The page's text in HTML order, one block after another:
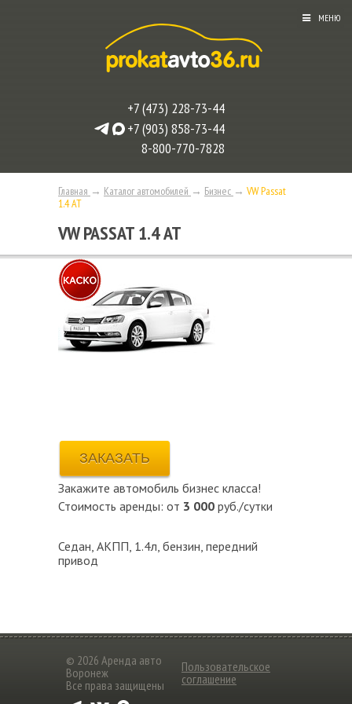
МЕНЮ
+7 (473) 228-73-44
+7 (903) 858-73-44
8-800-770-7828
Главная → Каталог автомобилей → Бизнес → VW Passat
1.4 АТ
VW PASSAT 1.4 АТ
ЗАКАЗАТЬ
Закажите автомобиль бизнес класса!
Стоимость аренды: от 3 000 руб./сутки
Седан, АКПП, 1.4л, бензин, передний
привод
© 2026 Аренда авто
Воронеж
Все права защищены
Пользовательское
соглашение